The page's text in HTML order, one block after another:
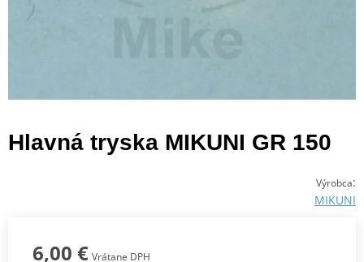
Hlavná tryska MIKUNI GR 150
Výrobca:
MIKUNI
6,00 € Vrátane DPH